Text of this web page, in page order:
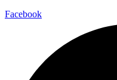
Facebook